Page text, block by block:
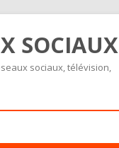
SOCIAUX
sociaux, télévision,